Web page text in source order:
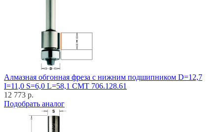
Алмазная обгонная фреза с нижним подшипником D=12,7
I=11,0 S=6,0 L=58,1 CMT 706.128.61
12 773 р.
Подобрать аналог